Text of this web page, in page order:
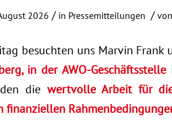
2026 / in Pressemitteilungen / von
besuchten uns Marvin Frank
in der AWO-Geschäftsstelle
die wertvolle Arbeit für